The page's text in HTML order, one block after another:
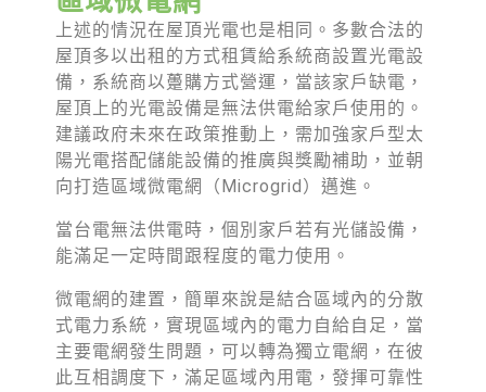
上述的情況在屋頂光電也是相同。多數合法的
屋頂多以出租的方式租賃給系統商設置光電設
備，系統商以躉購方式營運，當該家戶缺電，
屋頂上的光電設備是無法供電給家戶使用的。
建議政府未來在政策推動上，需加強家戶型太
陽光電搭配儲能設備的推廣與獎勵補助，並朝
向打造區域微電網（Microgrid）邁進。
當台電無法供電時，個別家戶若有光儲設備，
能滿足一定時間跟程度的電力使用。
微電網的建置，簡單來說是結合區域內的分散
式電力系統，實現區域內的電力自給自足，當
主要電網發生問題，可以轉為獨立電網，在彼
此互相調度下，滿足區域內用電，發揮可靠性